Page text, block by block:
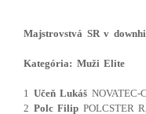
Majstrovstvá SR v
Kategória: Muži Elite
1 Učeň Lukáš
2 Polc Filip POLCSTER